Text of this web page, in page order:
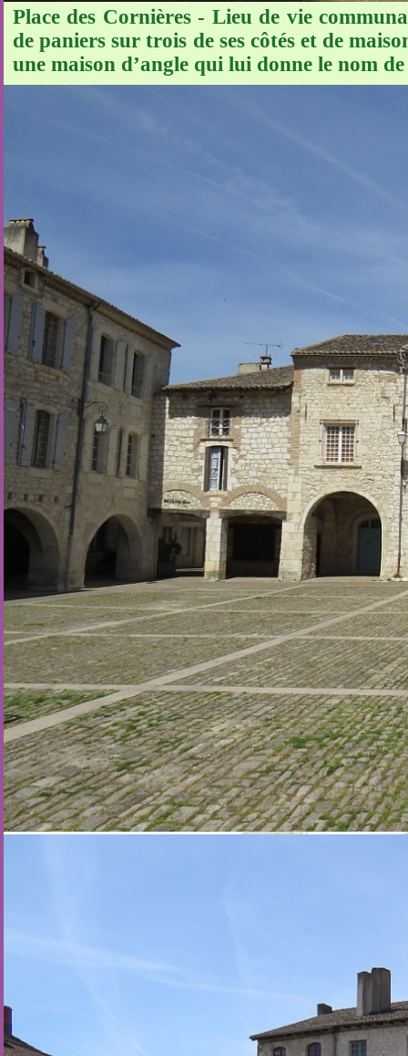
Place des Cornières - Lieu de vie
de paniers sur trois de ses côtés et de
une maison d’angle qui lui donne le nom